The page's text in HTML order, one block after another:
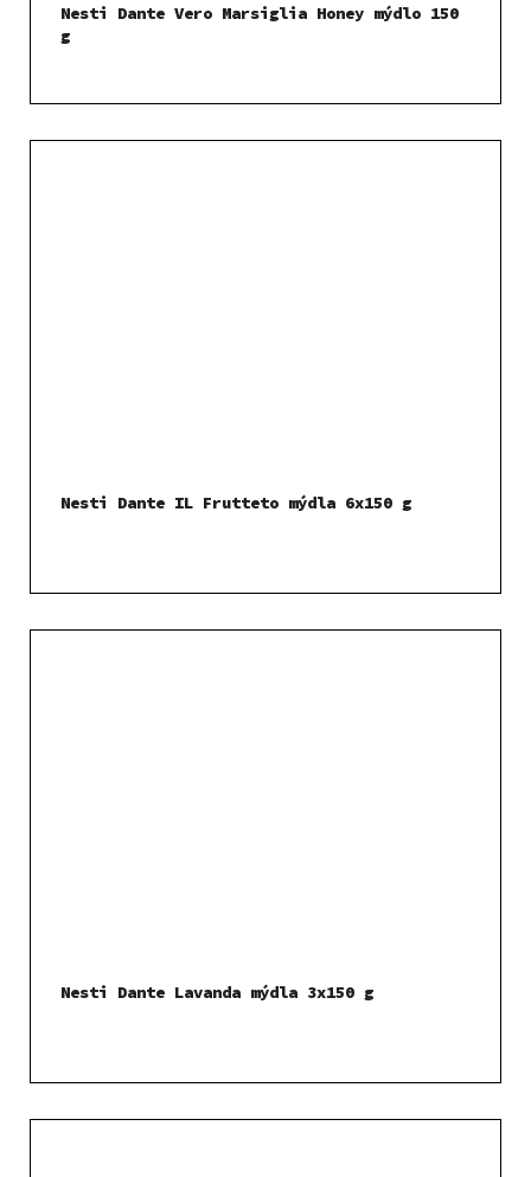
Nesti Dante Vero Marsiglia Honey mýdlo 150
g
Nesti Dante IL Frutteto mýdla 6x150 g
Nesti Dante Lavanda mýdla 3x150 g